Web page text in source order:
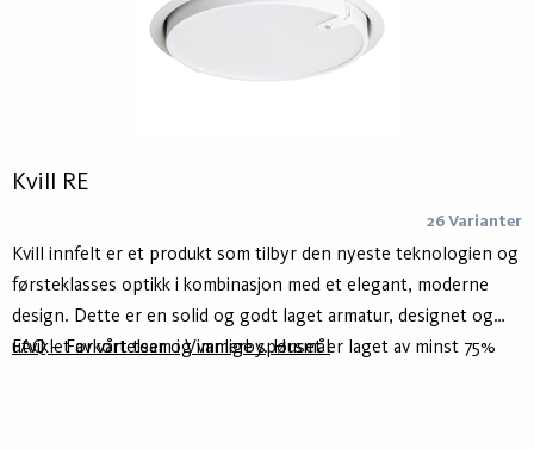
Kvill RE
26 Varianter
Kvill innfelt er et produkt som tilbyr den nyeste teknologien og
førsteklasses optikk i kombinasjon med et elegant, moderne
design. Dette er en solid og godt laget armatur, designet og
utviklet av vårt team i Vimmerby. Huset er laget av minst 75%
FAQ – Forkortelser og vanlige spørsmål